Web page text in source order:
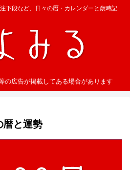
下段など、日々の暦・カレンダーと歳時記
の広告が掲載してある場合があります
暦と運勢